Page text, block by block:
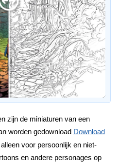
zijn de miniaturen van een
worden gedownload Download
voor persoonlijk en niet-
en andere personages op